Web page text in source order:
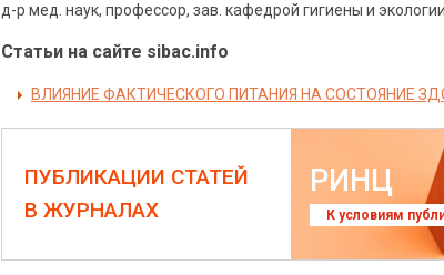
д-р мед. наук, профессор, зав. кафедрой гигиены и
Статьи на сайте sibac.info
ВЛИЯНИЕ ФАКТИЧЕСКОГО ПИТАНИЯ НА СОСТОЯНИЕ
ПУБЛИКАЦИИ СТАТЕЙ
В ЖУРНАЛАХ
РИНЦ
К условиям